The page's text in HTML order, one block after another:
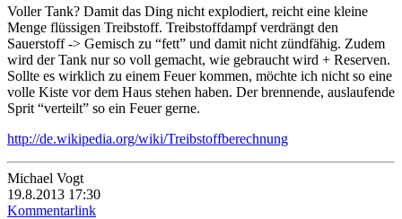
Voller Tank? Damit das Ding nicht explodiert, reicht eine kleine
Menge flüssigen Treibstoff. Treibstoffdampf verdrängt den
Sauerstoff -> Gemisch zu “fett” und damit nicht zündfähig. Zudem
wird der Tank nur so voll gemacht, wie gebraucht wird + Reserven.
Sollte es wirklich zu einem Feuer kommen, möchte ich nicht so eine
volle Kiste vor dem Haus stehen haben. Der brennende, auslaufende
Sprit “verteilt” so ein Feuer gerne.
http://de.wikipedia.org/wiki/Treibstoffberechnung
Michael Vogt
19.8.2013 17:30
Kommentarlink